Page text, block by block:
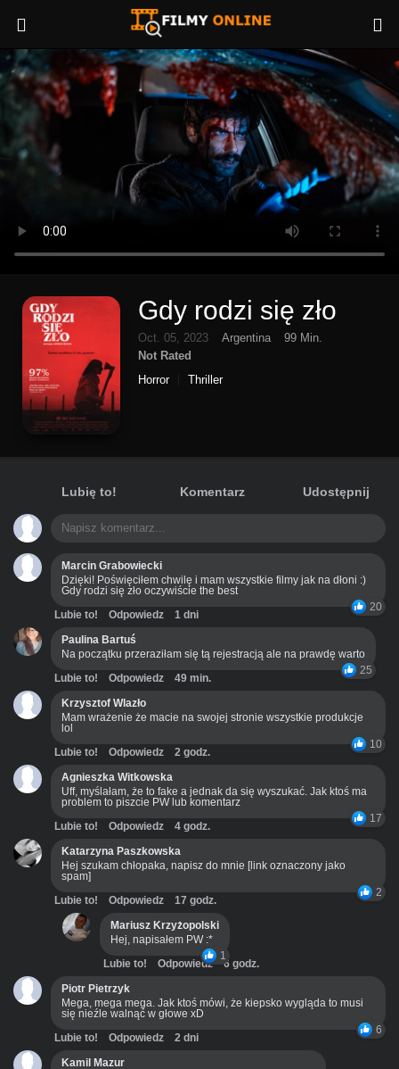
Gdy rodzi się zło
Oct. 05, 2023 Argentina
99 Min.
Not Rated
Horror
Thriller
Lubię to! Komentarz Udostępnij
Marcin Grabowiecki
Dzięki! Poświęciłem chwilę i mam wszystkie filmy jak na dłoni :)
Gdy rodzi się zło oczywiście the best
20
Lubie to! Odpowiedz
1 dni
Paulina Bartuś
Na początku przeraziłam się tą rejestracją ale na prawdę warto
25
Lubie to! Odpowiedz
49 min.
Krzysztof Wlazło
Mam wrażenie że macie na swojej stronie wszystkie produkcje
lol
10
Lubie to! Odpowiedz
2 godz.
Agnieszka Witkowska
Uff, myślałam, że to fake a jednak da się wyszukać. Jak ktoś ma
problem to piszcie PW lub komentarz
17
Lubie to! Odpowiedz
4 godz.
Katarzyna Paszkowska
Hej szukam chłopaka, napisz do mnie [link oznaczony jako
spam]
2
Lubie to! Odpowiedz
17 godz.
Mariusz Krzyżopolski
Hej, napisałem PW :*
1
Lubie to! Odpowiedz
6 godz.
Piotr Pietrzyk
Mega, mega mega. Jak ktoś mówi, że kiepsko wygląda to musi
się nieźle walnąć w głowe xD
6
Lubie to! Odpowiedz
2 dni
Kamil Mazur